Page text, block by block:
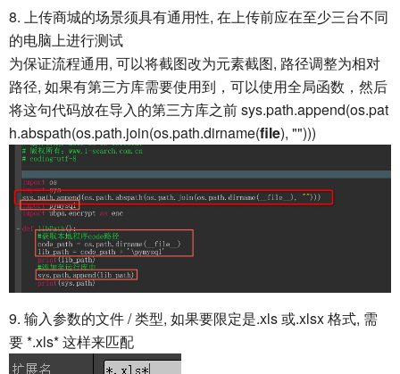
8. 上传商城的场景须具有通用性, 在上传前应在至少三台不同
的电脑上进行测试
为保证流程通用, 可以将截图改为元素截图, 路径调整为相对
路径, 如果有第三方库需要使用到，可以使用全局函数，然后
将这句代码放在导入的第三方库之前 sys.path.append(os.pat
h.abspath(os.path.join(os.path.dirname(file), "")))
9. 输入参数的文件 / 类型, 如果要限定是.xls 或.xlsx 格式, 需
要 *.xls* 这样来匹配